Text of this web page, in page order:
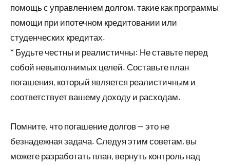
помощь с управлением долгом, такие как программы
помощи при ипотечном кредитовании или
студенческих кредитах.
* Будьте честны и реалистичны: Не ставьте перед
собой невыполнимых целей. Составьте план
погашения, который является реалистичным и
соответствует вашему доходу и расходам.
Помните, что погашение долгов — это не
безнадежная задача. Следуя этим советам, вы
можете разработать план, вернуть контроль над